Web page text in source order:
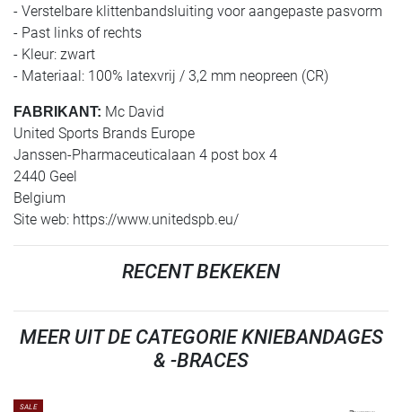
- Verstelbare klittenbandsluiting voor aangepaste pasvorm
- Past links of rechts
- Kleur: zwart
- Materiaal: 100% latexvrij / 3,2 mm neopreen (CR)
FABRIKANT: Mc David
United Sports Brands Europe
Janssen-Pharmaceuticalaan 4 post box 4
2440 Geel
Belgium
Site web: https://www.unitedspb.eu/
RECENT BEKEKEN
MEER UIT DE CATEGORIE KNIEBANDAGES
& -BRACES
SALE